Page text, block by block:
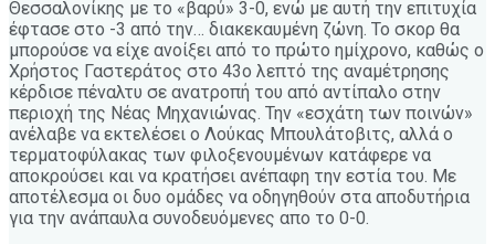
Θεσσαλονίκης με το «βαρύ» 3-0, ενώ με αυτή την επιτυχία
έφτασε στο -3 από την… διακεκαυμένη ζώνη. Το σκορ θα
μπορούσε να είχε ανοίξει από το πρώτο ημίχρονο, καθώς ο
Χρήστος Γαστεράτος στο 43ο λεπτό της αναμέτρησης
κέρδισε πέναλτυ σε ανατροπή του από αντίπαλο στην
περιοχή της Νέας Μηχανιώνας. Την «εσχάτη των ποινών»
ανέλαβε να εκτελέσει ο Λούκας Μπουλάτοβιτς, αλλά ο
τερματοφύλακας των φιλοξενουμένων κατάφερε να
αποκρούσει και να κρατήσει ανέπαφη την εστία του. Με
αποτέλεσμα οι δυο ομάδες να οδηγηθούν στα αποδυτήρια
για την ανάπαυλα συνοδευόμενες απο το 0-0.